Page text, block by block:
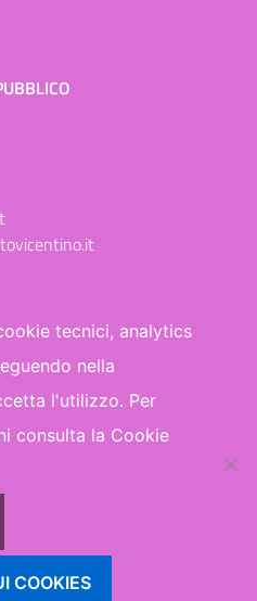
tecnici, analytics
nella
l'utilizzo. Per
consulta la Cookie
COOKIES